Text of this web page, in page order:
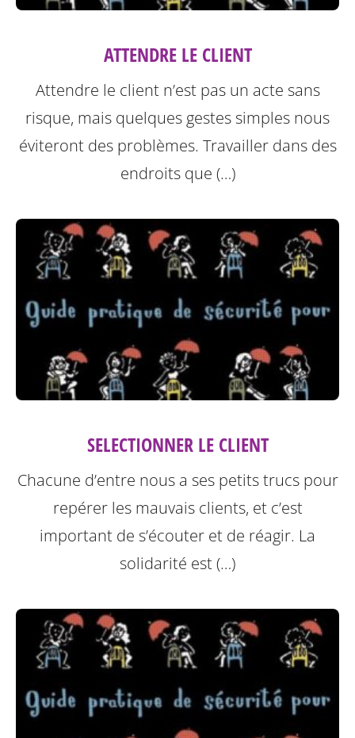
ATTENDRE LE CLIENT
Attendre le client n’est pas un acte sans
risque, mais quelques gestes simples nous
éviteront des problèmes. Travailler dans des
endroits que (…)
SELECTIONNER LE CLIENT
Chacune d’entre nous a ses petits trucs pour
repérer les mauvais clients, et c’est
important de s’écouter et de réagir. La
solidarité est (…)